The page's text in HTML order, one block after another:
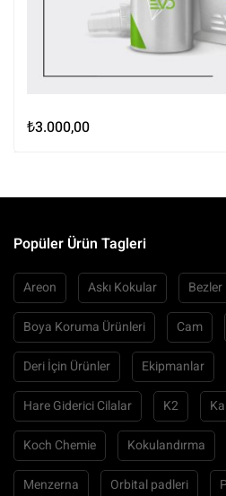
₺3.000,00
Popüler Ürün Tagleri
Areon Askı Kokular Bezler
Boya Koruma Ürünleri Cam
Deri İçin Ürünler Ekipmanlar
Hare Giderici Cilalar K2
Koch Chemie Kokulandırma
Menzerna Orbital padleri